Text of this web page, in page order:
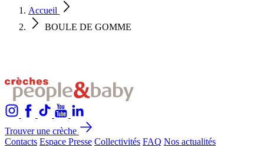
Accueil
BOULE DE GOMME
Trouver une crèche
Contacts Espace Presse Collectivités FAQ Nos actualités